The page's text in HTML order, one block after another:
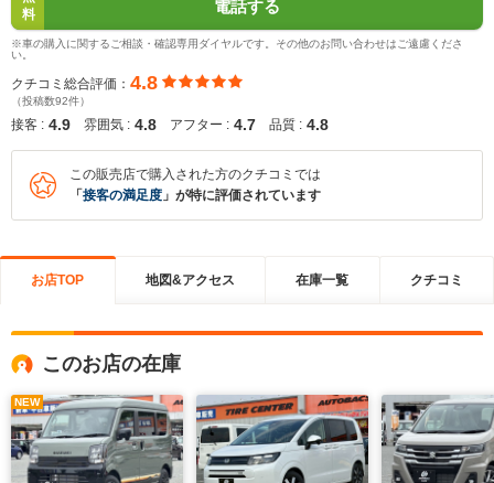
料
電話する
※車の購入に関するご相談・確認専用ダイヤルです。その他のお問い合わせはご遠慮くださ
い。
クチコミ総合評価： 4.8
（投稿数92件）
接客 : 4.9 雰囲気 : 4.8 アフター : 4.7 品質 : 4.8
この販売店で購入された方のクチコミでは
「 接客の満足度 」が特に評価されています
お店TOP 地図&アクセス 在庫一覧 クチコミ
このお店の在庫
NEW